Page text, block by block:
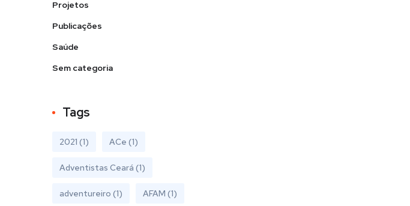
Projetos
Publicações
Saúde
Sem categoria
Tags
2021 (1) ACe (1)
Adventistas Ceará (1)
adventureiro (1) AFAM (1)